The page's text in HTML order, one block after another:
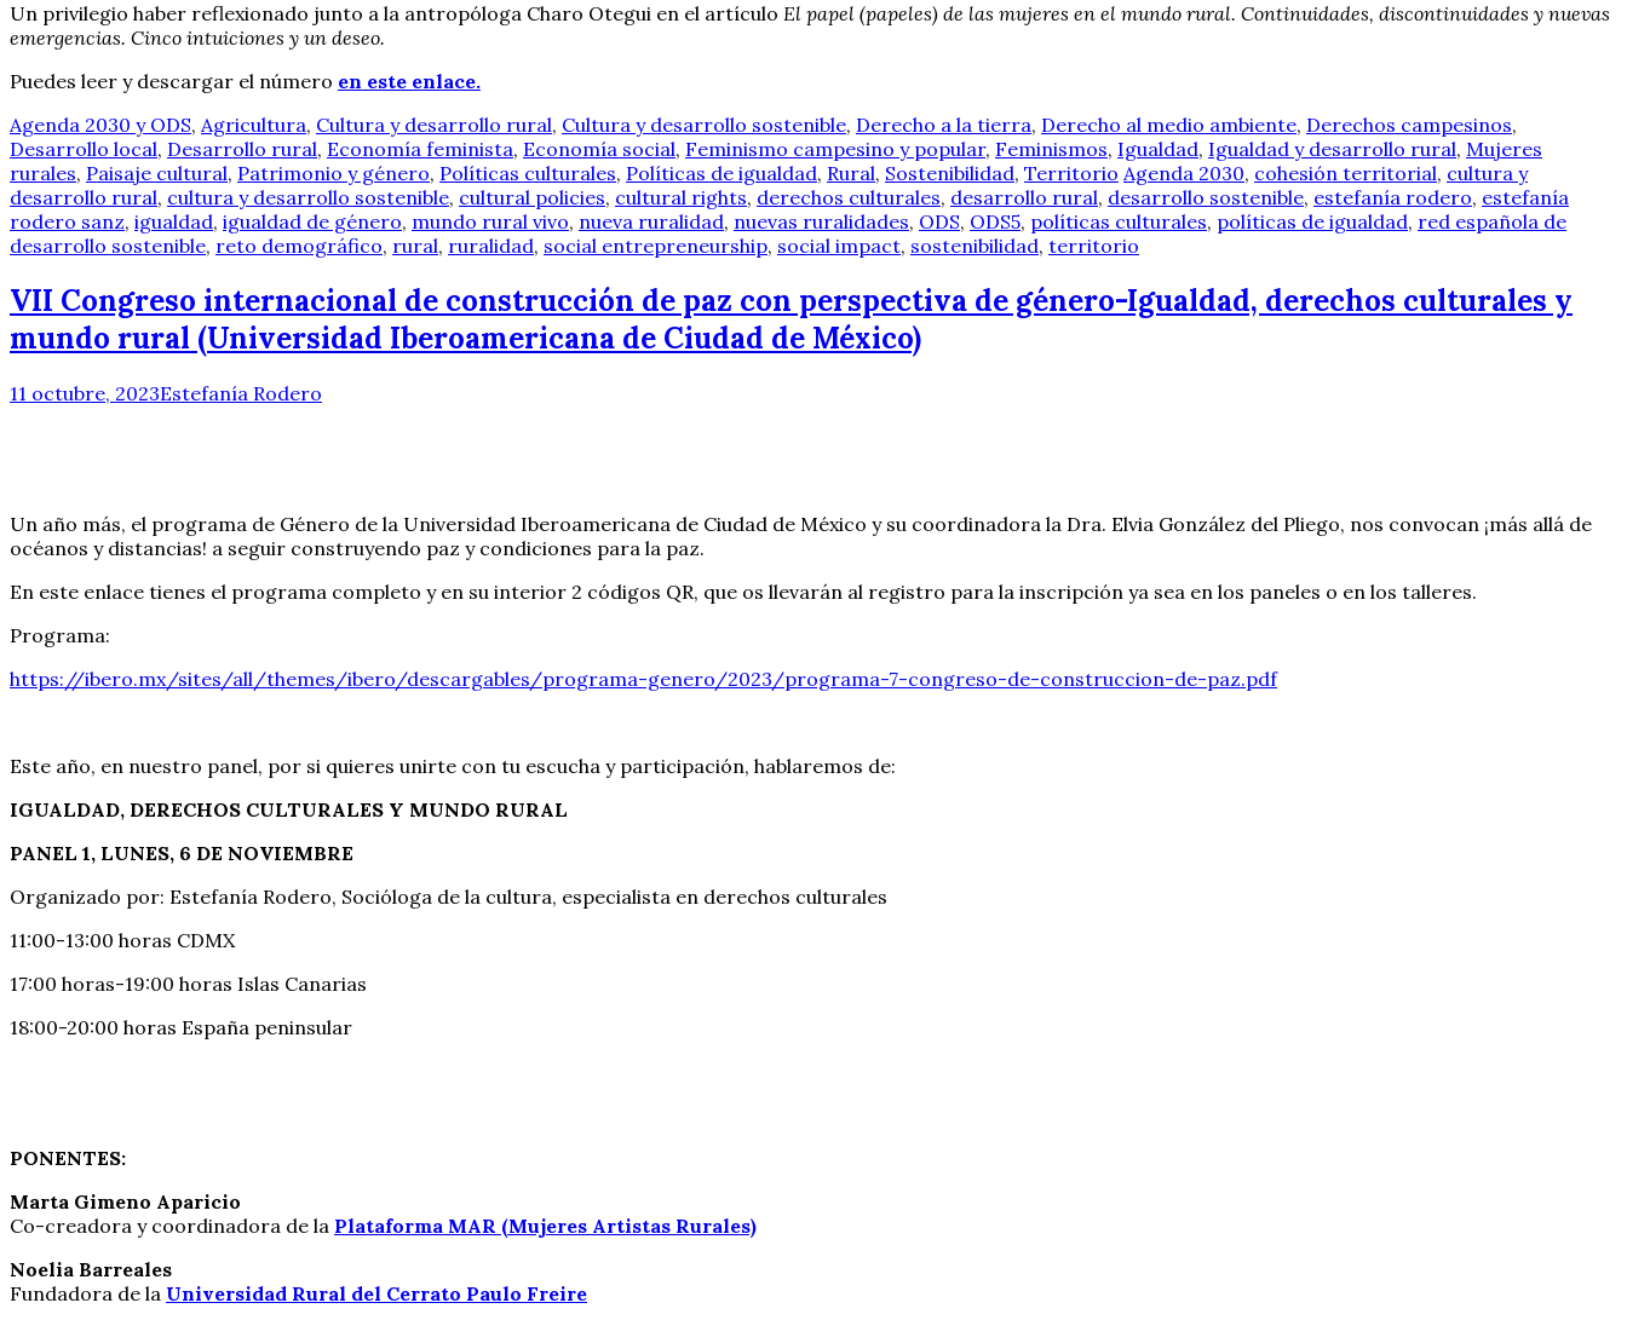
Un privilegio haber reflexionado junto a la antropóloga Charo Otegui en el artículo El papel (papeles) de las mujeres en el mundo rural. Continuidades, discontinuidades y nuevas
emergencias. Cinco intuiciones y un deseo.
Puedes leer y descargar el número en este enlace.
Agenda 2030 y ODS, Agricultura, Cultura y desarrollo rural, Cultura y desarrollo sostenible, Derecho a la tierra, Derecho al medio ambiente, Derechos campesinos,
Desarrollo local, Desarrollo rural, Economía feminista, Economía social, Feminismo campesino y popular, Feminismos, Igualdad, Igualdad y desarrollo rural, Mujeres
rurales, Paisaje cultural, Patrimonio y género, Políticas culturales, Políticas de igualdad, Rural, Sostenibilidad, Territorio Agenda 2030, cohesión territorial, cultura y
desarrollo rural, cultura y desarrollo sostenible, cultural policies, cultural rights, derechos culturales, desarrollo rural, desarrollo sostenible, estefanía rodero, estefanía
rodero sanz, igualdad, igualdad de género, mundo rural vivo, nueva ruralidad, nuevas ruralidades, ODS, ODS5, políticas culturales, políticas de igualdad, red española de
desarrollo sostenible, reto demográfico, rural, ruralidad, social entrepreneurship, social impact, sostenibilidad, territorio
VII Congreso internacional de construcción de paz con perspectiva de género-Igualdad, derechos culturales y
mundo rural (Universidad Iberoamericana de Ciudad de México)
11 octubre, 2023Estefanía Rodero
Un año más, el programa de Género de la Universidad Iberoamericana de Ciudad de México y su coordinadora la Dra. Elvia González del Pliego, nos convocan ¡más allá de
océanos y distancias! a seguir construyendo paz y condiciones para la paz.
En este enlace tienes el programa completo y en su interior 2 códigos QR, que os llevarán al registro para la inscripción ya sea en los paneles o en los talleres.
Programa:
https://ibero.mx/sites/all/themes/ibero/descargables/programa-genero/2023/programa-7-congreso-de-construccion-de-paz.pdf
Este año, en nuestro panel, por si quieres unirte con tu escucha y participación, hablaremos de:
IGUALDAD, DERECHOS CULTURALES Y MUNDO RURAL
PANEL 1, LUNES, 6 DE NOVIEMBRE
Organizado por: Estefanía Rodero, Socióloga de la cultura, especialista en derechos culturales
11:00-13:00 horas CDMX
17:00 horas-19:00 horas Islas Canarias
18:00-20:00 horas España peninsular
PONENTES:
Marta Gimeno Aparicio
Co-creadora y coordinadora de la Plataforma MAR (Mujeres Artistas Rurales)
Noelia Barreales
Fundadora de la Universidad Rural del Cerrato Paulo Freire